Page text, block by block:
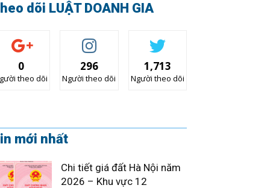
dõi LUẬT DOANH GIA
0
theo dõi
296
Người theo dõi
1,713
Người theo dõi
mới nhất
Chi tiết giá đất Hà Nội năm
2026 – Khu vực 12